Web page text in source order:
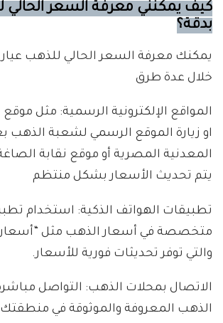
بدقة؟
خلال عدة طرق
المواقع الإلكترونية الرسمية: مثل
او زيارة الموقع الرسمي لشعبة الذهب
المعدنية المصرية أو موقع نقابة
يتم تحديث الأسعار بشكل منتظم
تطبيقات الهواتف الذكية: استخدام
متخصصة في أسعار الذهب مثل
والتي توفر تحديثات فورية للأسعار.
الاتصال بمحلات الذهب: التواصل
الذهب المعروفة والموثوقة في